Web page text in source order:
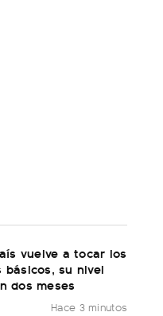
vuelve a tocar los
básicos, su nivel
dos meses
Hace 3 minutos